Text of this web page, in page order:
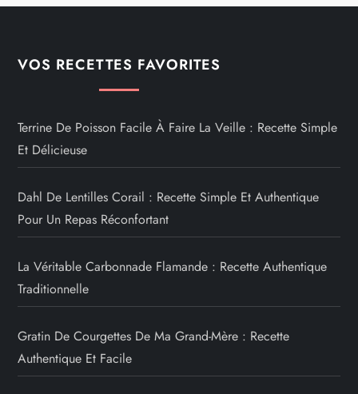
VOS RECETTES FAVORITES
Terrine De Poisson Facile À Faire La Veille : Recette Simple
Et Délicieuse
Dahl De Lentilles Corail : Recette Simple Et Authentique
Pour Un Repas Réconfortant
La Véritable Carbonnade Flamande : Recette Authentique
Traditionnelle
Gratin De Courgettes De Ma Grand-Mère : Recette
Authentique Et Facile